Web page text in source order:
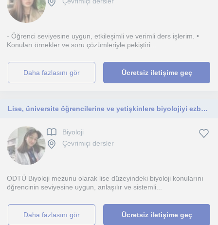
- Öğrenci seviyesine uygun, etkileşimli ve verimli ders işlerim. •
Konuları örnekler ve soru çözümleriyle pekiştiri...
daha fazlasını gör Ücretsiz iletişime geç
Lise, üniversite öğrencilerine ve yetişkinlere biyolojiyi ezberletmeden, mantığını kavratarak öğreten ODTÜ Biyoloji mezunundan online özel dersler
Biyoloji
Çevrimiçi dersler
ODTÜ Biyoloji mezunu olarak lise düzeyindeki biyoloji konularını
öğrencinin seviyesine uygun, anlaşılır ve sistemli...
daha fazlasını gör Ücretsiz iletişime geç